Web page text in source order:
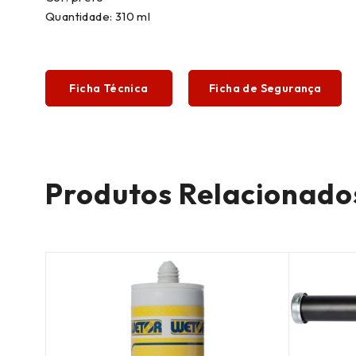
Quantidade: 310 ml
Ficha Técnica Ficha de Segurança
Produtos